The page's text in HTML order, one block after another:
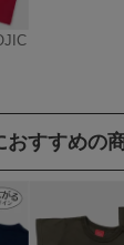
おすすめの